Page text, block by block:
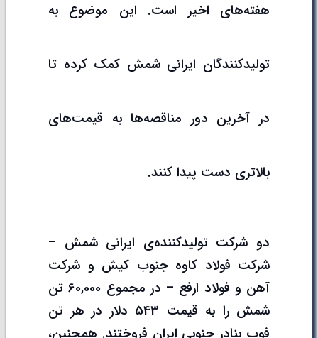
هفته‌های اخیر است. این موضوع به
تولیدکنندگان ایرانی شمش کمک کرده تا
در آخرین دور مناقصه‌ها به قیمت‌های
بالاتری دست پیدا کنند.
دو شرکت تولیدکننده‌ی ایرانی شمش –
شرکت فولاد کاوه جنوب کیش و شرکت
آهن و فولاد ارفع – در مجموع 60,000 تن
شمش را به قیمت 543 دلار در هر تن